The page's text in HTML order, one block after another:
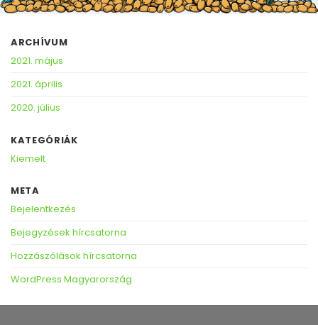
ARCHÍVUM
2021. május
2021. április
2020. július
KATEGÓRIÁK
Kiemelt
META
Bejelentkezés
Bejegyzések hírcsatorna
Hozzászólások hírcsatorna
WordPress Magyarország